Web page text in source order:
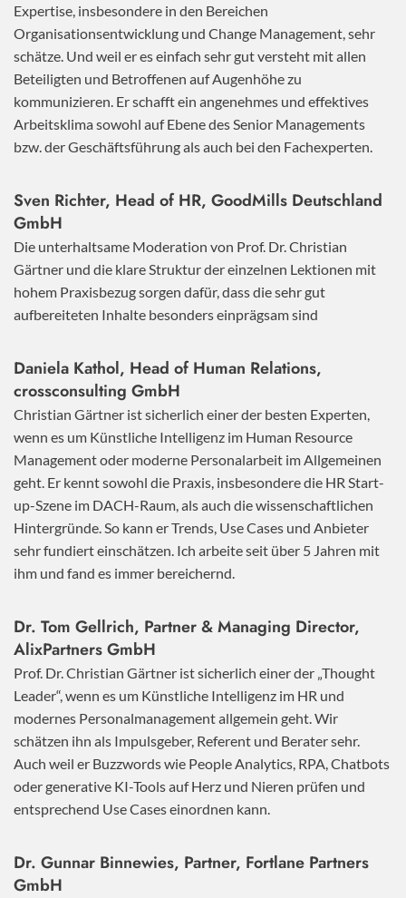
Expertise, insbesondere in den Bereichen
Organisationsentwicklung und Change Management, sehr
schätze. Und weil er es einfach sehr gut versteht mit allen
Beteiligten und Betroffenen auf Augenhöhe zu
kommunizieren. Er schafft ein angenehmes und effektives
Arbeitsklima sowohl auf Ebene des Senior Managements
bzw. der Geschäftsführung als auch bei den Fachexperten.
Sven Richter, Head of HR, GoodMills Deutschland
GmbH
Die unterhaltsame Moderation von Prof. Dr. Christian
Gärtner und die klare Struktur der einzelnen Lektionen mit
hohem Praxisbezug sorgen dafür, dass die sehr gut
aufbereiteten Inhalte besonders einprägsam sind
Daniela Kathol, Head of Human Relations,
crossconsulting GmbH
Christian Gärtner ist sicherlich einer der besten Experten,
wenn es um Künstliche Intelligenz im Human Resource
Management oder moderne Personalarbeit im Allgemeinen
geht. Er kennt sowohl die Praxis, insbesondere die HR Start-
up-Szene im DACH-Raum, als auch die wissenschaftlichen
Hintergründe. So kann er Trends, Use Cases und Anbieter
sehr fundiert einschätzen. Ich arbeite seit über 5 Jahren mit
ihm und fand es immer bereichernd.
Dr. Tom Gellrich, Partner & Managing Director,
AlixPartners GmbH
Prof. Dr. Christian Gärtner ist sicherlich einer der „Thought
Leader“, wenn es um Künstliche Intelligenz im HR und
modernes Personalmanagement allgemein geht. Wir
schätzen ihn als Impulsgeber, Referent und Berater sehr.
Auch weil er Buzzwords wie People Analytics, RPA, Chatbots
oder generative KI-Tools auf Herz und Nieren prüfen und
entsprechend Use Cases einordnen kann.
Dr. Gunnar Binnewies, Partner, Fortlane Partners
GmbH